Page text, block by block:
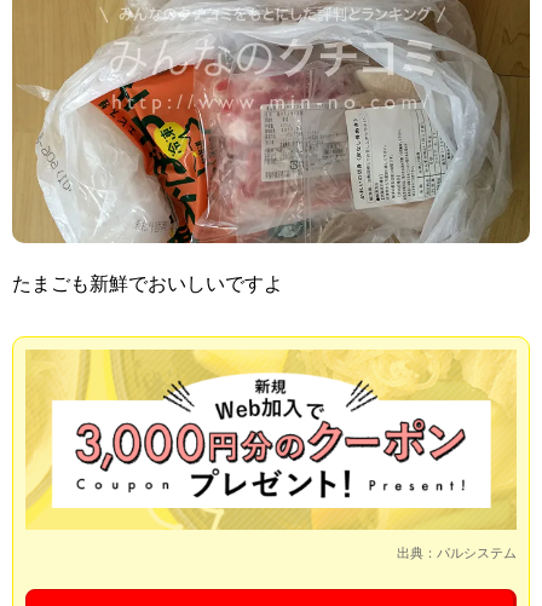
たまごも新鮮でおいしいですよ
出典：パルシステム